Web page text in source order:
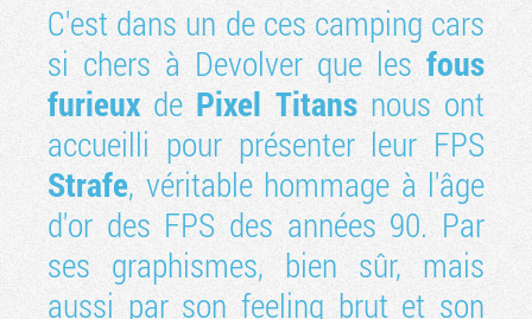
C'est dans un de ces camping cars
si chers à Devolver que les fous
furieux de Pixel Titansnous ont
accueilli pour présenter leur FPS
Strafe, véritable hommage à l'âge
d'or des FPS des années 90. Par
ses graphismes, bien sûr, mais
aussi par son feeling brut et son
Tribune